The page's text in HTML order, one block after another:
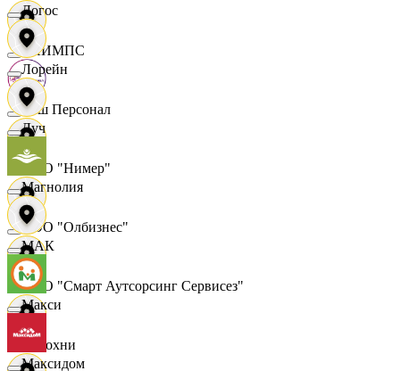
ОЛИМПС
Ваш Персонал
ООО "Нимер"
ООО "Олбизнес"
ООО "Смарт Аутсорсинг Сервисез"
Отдохни
Логос
Лорейн
Луч
Магнолия
МАК
Макси
Максидом